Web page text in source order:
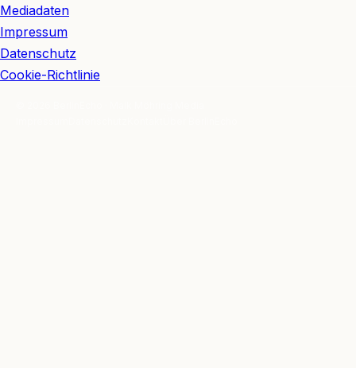
Mediadaten
Impressum
Datenschutz
Cookie-Richtlinie